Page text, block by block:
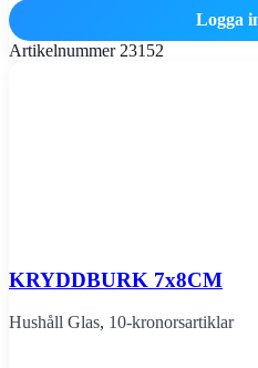
Logga
Artikelnummer 23152
KRYDDBURK 7x8CM
Hushåll Glas, 10-kronorsartiklar